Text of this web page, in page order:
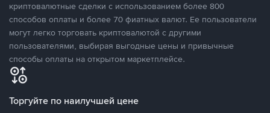
криптовалютные сделки с использованием более 800
способов оплаты и более 70 фиатных валют. Ее пользователи
могут легко торговать криптовалютой с другими
пользователями, выбирая выгодные цены и привычные
способы оплаты на открытом маркетплейсе.
Торгуйте по наилучшей цене